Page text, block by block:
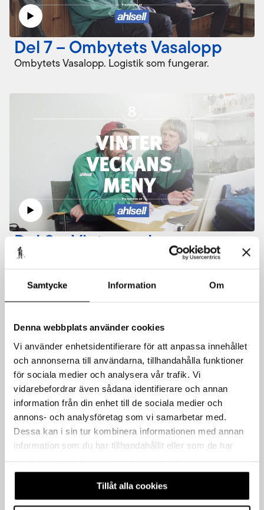
Samtycke Information Om
Denna webbplats använder cookies
Vi använder enhetsidentifierare för att anpassa innehållet
och annonserna till användarna, tillhandahålla funktioner
för sociala medier och analysera vår trafik. Vi
vidarebefordrar även sådana identifierare och annan
information från din enhet till de sociala medier och
annons- och analysföretag som vi samarbetar med.
Dessa kan i sin tur kombinera informationen med annan
information som du har tillhandahållit eller som de har
Tillåt alla cookies
Del 7 – Ombytets Vasalopp
Ombytets Vasalopp. Logistik som fungerar.
Del 8 – Vinterveckans meny
Vinterveckans meny. Alla lopp på ett fat.
Del 9 – Översikt
Vasaloppsarenan
Redo för nästa resa i Grundkurs? Vi ger oss ut i